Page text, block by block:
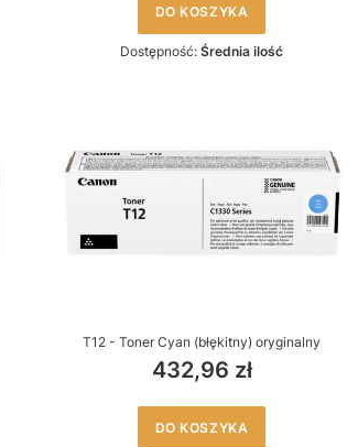
DO KOSZYKA
Dostępność: Średnia ilość
T12 - Toner Cyan (błękitny) oryginalny
432,96 zł
DO KOSZYKA